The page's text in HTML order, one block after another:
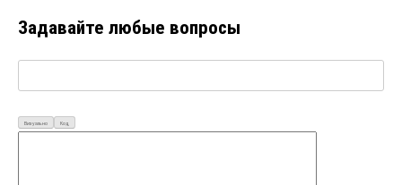
Задавайте любые вопросы
Визуально Код